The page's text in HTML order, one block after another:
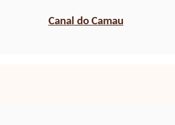
Canal do Camau